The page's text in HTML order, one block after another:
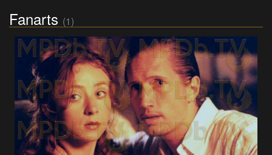
Fanarts (1)